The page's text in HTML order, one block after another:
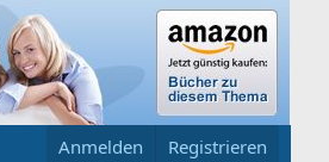
Anmelden Registrieren